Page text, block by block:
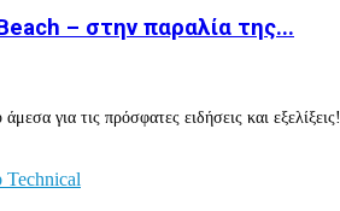
– στην παραλία της...
για τις πρόσφατες ειδήσεις και εξελίξεις!
Technical